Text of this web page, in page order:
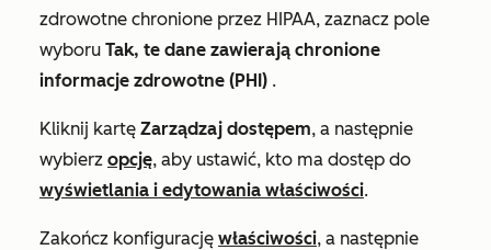
zdrowotne chronione przez HIPAA, zaznacz pole
wyboru Tak, te dane zawierają chronione
informacje zdrowotne (PHI) .
Kliknij kartę Zarządzaj dostępem, a następnie
wybierz opcję, aby ustawić, kto ma dostęp do
wyświetlania i edytowania właściwości.
Zakończ konfigurację właściwości, a następnie